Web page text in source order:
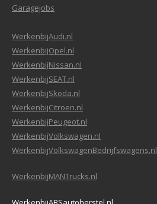
Garagejobs
WerkenbijAudi.nl
WerkenbijOpel.nl
WerkenbijNissan.nl
WerkenbijSEAT.nl
WerkenbijSkoda.nl
WerkenbijCitroen.nl
WerkenbijPeugeot.nl
WerkenbijVolkswagen.nl
WerkenbijVolkswagenBedrijfswagens.nl
WerkenbijMANTrucks.nl